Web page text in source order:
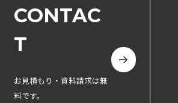
CONTAC
T
お見積もり・資料請求は無
料です。